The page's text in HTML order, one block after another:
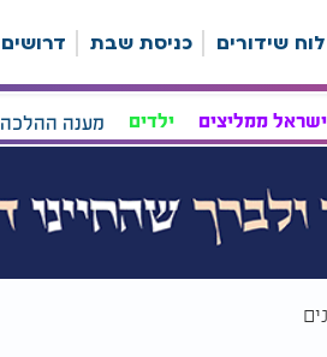
לוח שידורים כניסת שבת דרושים
ישראל ממליצים ילדים מענה ההלכה